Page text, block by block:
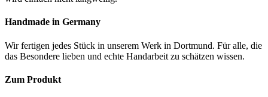
Handmade in Germany
Wir fertigen jedes Stück in unserem Werk in Dortmund. Für alle, die
das Besondere lieben und echte Handarbeit zu schätzen wissen.
Zum Produkt